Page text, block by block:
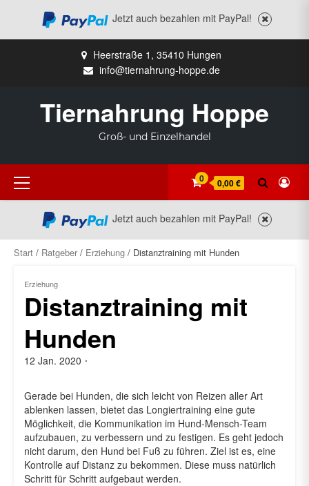
Jetzt auch bezahlen mit PayPal!
Heerstraße 1, 35410 Hungen
info@tiernahrung-hoppe.de
Tiernahrung Hoppe
Groß- und Einzelhandel
Primäres
Menü
0 0,00 €
Jetzt auch bezahlen mit PayPal!
Start / Ratgeber / Erziehung / Distanztraining mit Hunden
Erziehung
Distanztraining mit
Hunden
12 Jan. 2020
Gerade bei Hunden, die sich leicht von Reizen aller Art
ablenken lassen, bietet das Longiertraining eine gute
Möglichkeit, die Kommunikation im Hund-Mensch-Team
aufzubauen, zu verbessern und zu festigen. Es geht jedoch
nicht darum, den Hund bei Fuß zu führen. Ziel ist es, eine
Kontrolle auf Distanz zu bekommen. Diese muss natürlich
Schritt für Schritt aufgebaut werden.